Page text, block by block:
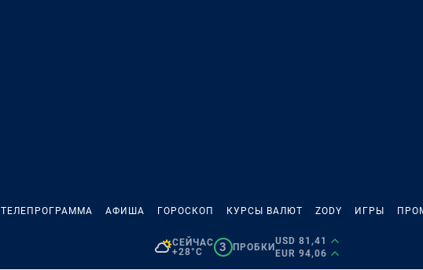
ТЕЛЕПРОГРАММА АФИША ГОРОСКОП КУРСЫ ВАЛЮТ ZODY ИГРЫ
СЕЙЧАС
+28°C
3 ПРОБКИ
USD 81,41
EUR 94,06